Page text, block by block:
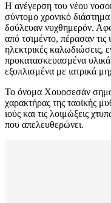
Η ανέγερση του νέου
σύντομο χρονικό
δούλευαν νυχθημερόν.
από τσιμέντο, πέρασαν τις
ηλεκτρικές καλωδιώσεις,
προκατασκευασμένα
εξοπλισμένα με ιατρικά
Το όνομα Χουοσεσάν
χαρακτήρας της ταοϊκής
ιούς και τις λοιμώξεις
που απελευθερώνει.